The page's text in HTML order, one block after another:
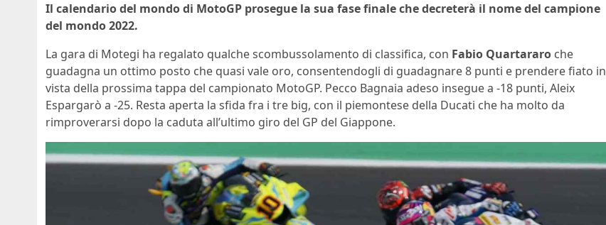
Il calendario del mondo di MotoGP prosegue la sua fase finale che decreterà il nome del campione
del mondo 2022.
La gara di Motegi ha regalato qualche scombussolamento di classifica, con Fabio Quartararo che
guadagna un ottimo posto che quasi vale oro, consentendogli di guadagnare 8 punti e prendere fiato in
vista della prossima tappa del campionato MotoGP. Pecco Bagnaia adeso insegue a -18 punti, Aleix
Espargarò a -25. Resta aperta la sfida fra i tre big, con il piemontese della Ducati che ha molto da
rimproverarsi dopo la caduta all’ultimo giro del GP del Giappone.